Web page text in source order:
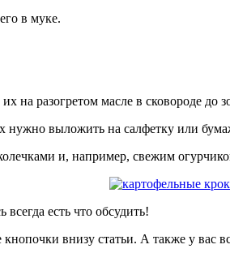
в муке.
разогретом масле в сковороде до
нужно выложить на салфетку или
и, например, свежим
есть что обсудить!
внизу статьи. А также у вас